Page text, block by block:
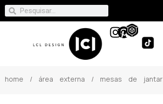
home / área externa / mesas de jantar